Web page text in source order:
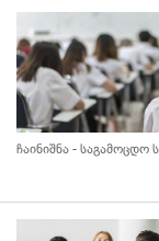
ჩაინიშნა -